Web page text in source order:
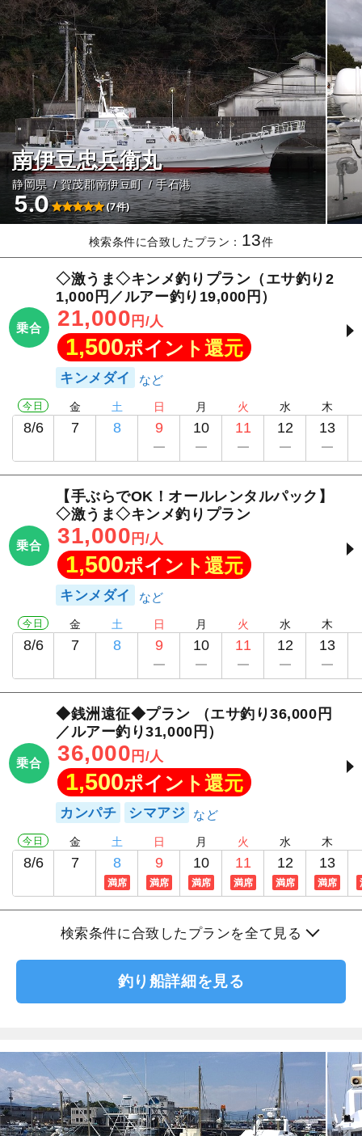
南伊豆忠兵衛丸
静岡県 賀茂郡南伊豆町 手石港
5.0 (7件)
検索条件に合致したプラン： 13件
乗合
◇激うま◇キンメ釣りプラン（エサ釣り2
1,000円／ルアー釣り19,000円）
21,000 円/人
1,500ポイント還元
キンメダイ
今日
8/6
金
7
土
8
日
9
月
10
火
11
水
12
木
13
乗合
【手ぶらでOK！オールレンタルパック】
◇激うま◇キンメ釣りプラン
31,000 円/人
1,500ポイント還元
キンメダイ
今日
8/6
金
7
土
8
日
9
月
10
火
11
水
12
木
13
乗合
◆銭洲遠征◆プラン （エサ釣り36,000円
／ルアー釣り31,000円）
36,000 円/人
1,500ポイント還元
カンパチ シマアジ
今日
8/6
金
7
土
8
満席
日
9
満席
月
10
満席
火
11
満席
水
12
満席
木
13
満席
検索条件に合致したプランを全て見る
釣り船詳細を見る